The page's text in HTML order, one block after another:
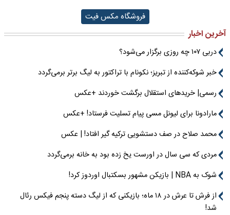
فروشگاه مکس فیت
آخرین اخبار
دربی ۱۰۷ چه روزی برگزار می‌شود؟
خبر شوکه‌کننده از تبریز؛ نکونام با تراکتور به لیگ برتر برمی‌گردد
رسمی| خریدهای استقلال برگشت خوردند +عکس
مارادونا برای لیونل مسی پیام تسلیت فرستاد! +عکس
محمد صلاح در صف دستشویی ترکیه گیر افتاد! | عکس
مردی که سی سال در اورست یخ زده بود به خانه برمی‌گردد
شوک به NBA | بازیکن مشهور بسکتبال اوردوز کرد!
از فرش تا عرش در ۱۸ ماه؛ بازیکنی که از لیگ دسته پنجم فیکس رئال
شد!